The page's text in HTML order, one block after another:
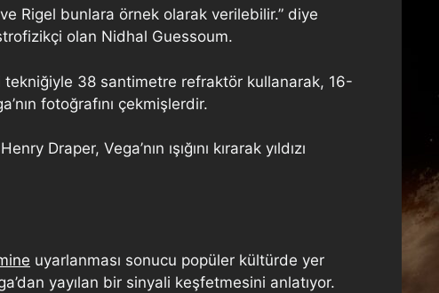
Rigel bunlara örnek olarak verilebilir.” diye
olan Nidhal Guessoum.
tekniğiyle 38 santimetre refraktör kullanarak, 16-
fotoğrafını çekmişlerdir.
Draper, Vega’nın ışığını kırarak yıldızı
uyarlanması sonucu popüler kültürde yer
yayılan bir sinyali keşfetmesini anlatıyor.